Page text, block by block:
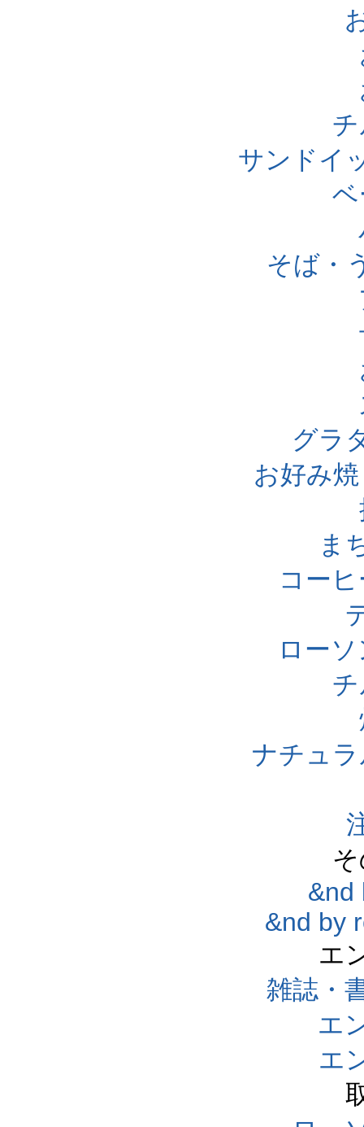
サンドイ
そば・
グラ
お好み
ま
コー
ロー
ナチュ
&nd
&nd by
エ
雑誌・
エ
エ